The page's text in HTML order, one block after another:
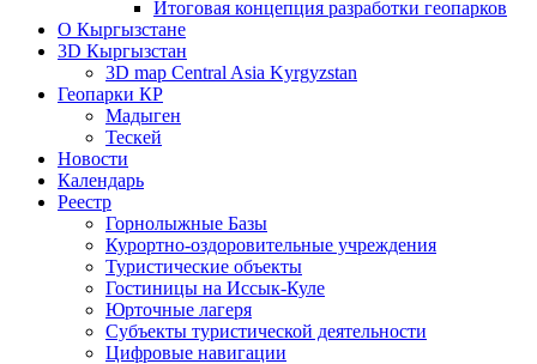
Итоговая концепция разработки геопарков
О Кыргызстане
3D Кыргызстан
3D map Central Asia Kyrgyzstan
Геопарки КР
Мадыген
Тескей
Новости
Календарь
Реестр
Горнолыжные Базы
Курортно-оздоровительные учреждения
Туристические объекты
Гостиницы на Иссык-Куле
Юрточные лагеря
Cубъекты туристической деятельности
Цифровые навигации